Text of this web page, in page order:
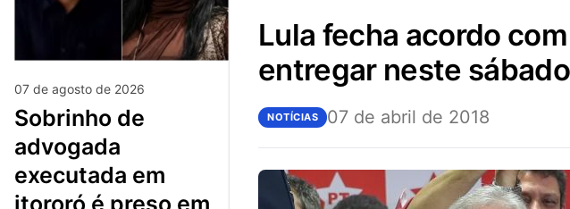
07 de agosto de 2026
sobrinho de
advogada
executada em
lula fecha acordo com a polícia federal para se
entregar neste
NOTÍCIAS 07 de abril de 2018